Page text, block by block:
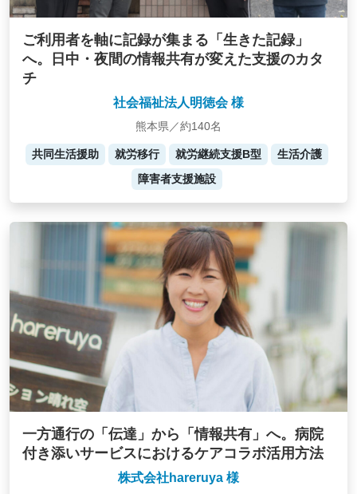
ご利用者を軸に記録が集まる「生きた記録」
へ。日中・夜間の情報共有が変えた支援のカタ
チ
社会福祉法人明徳会 様
熊本県／約140名
共同生活援助 就労移行 就労継続支援B型
生活介護
障害者支援施設
一方通行の「伝達」から「情報共有」へ。病院
付き添いサービスにおけるケアコラボ活用方法
株式会社hareruya 様